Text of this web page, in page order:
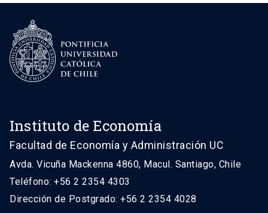
Instituto de Economía
Facultad de Economía y Administración UC
Avda. Vicuña Mackenna 4860, Macul. Santiago, Chile
Teléfono: +56 2 2354 4303
Dirección de Postgrado: +56 2 2354 4028